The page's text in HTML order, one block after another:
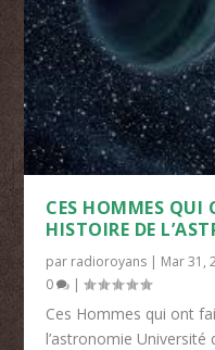
CES HOMMES QUI
HISTOIRE DE
par radioroyans | Mar 31,
0
|
Ces Hommes qui ont
l’astronomie Université